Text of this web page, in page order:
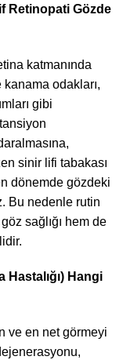
Retinopati Gözde
katmanında
odakları,
gibi
sinir lifi tabakası
dönemde gözdeki
Bu nedenle rutin
sağlığı hem de
Hastalığı) Hangi
ve en net görmeyi